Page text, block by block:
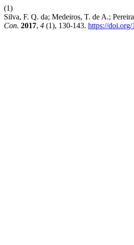
(1)
Silva, F. Q. da; Medeiros, T. de A.;
Con. 2017, 4 (1), 130-143. https://